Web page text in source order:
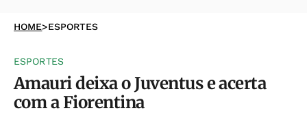
HOME>ESPORTES
ESPORTES
Amauri deixa o Juventus e acerta
com a Fiorentina